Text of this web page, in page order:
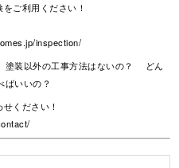
ご利用ください！
inspection/
塗装以外の工事方法はないの？ どん
いいの？
ください！